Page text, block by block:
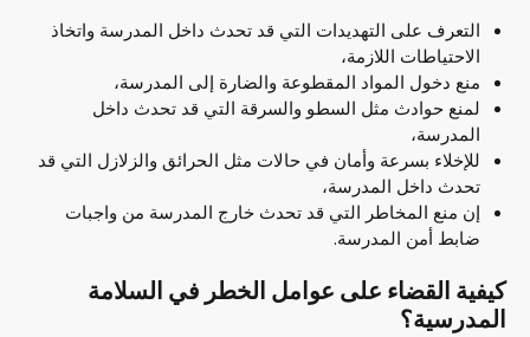
التعرف على التهديدات التي قد تحدث داخل المدرسة واتخاذ
الاحتياطات اللازمة،
منع دخول المواد المقطوعة والضارة إلى المدرسة،
لمنع حوادث مثل السطو والسرقة التي قد تحدث داخل
المدرسة،
للإخلاء بسرعة وأمان في حالات مثل الحرائق والزلازل التي قد
تحدث داخل المدرسة،
إن منع المخاطر التي قد تحدث خارج المدرسة من واجبات
ضابط أمن المدرسة.
كيفية القضاء على عوامل الخطر في السلامة
المدرسية؟